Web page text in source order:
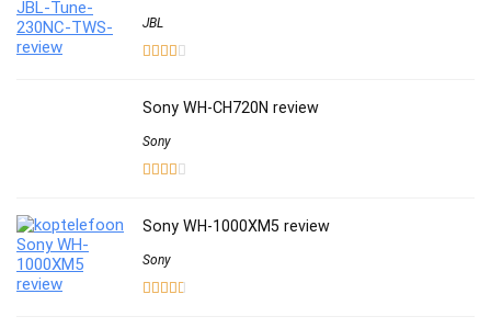
JBL
Sony WH-CH720N review
Sony
Sony WH-1000XM5 review
Sony